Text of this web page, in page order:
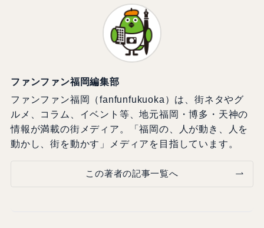
ファンファン福岡編集部
ファンファン福岡（fanfunfukuoka）は、街ネタやグ
ルメ、コラム、イベント等、地元福岡・博多・天神の
情報が満載の街メディア。「福岡の、人が動き、人を
動かし、街を動かす」メディアを目指しています。
この著者の記事一覧へ